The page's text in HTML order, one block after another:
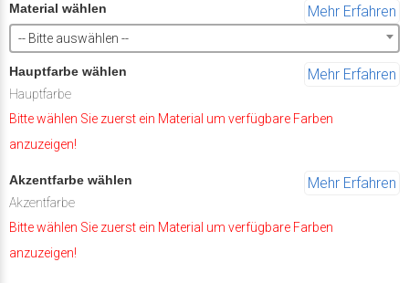
Material wählen Mehr Erfahren
-- Bitte auswählen --
Hauptfarbe wählen Mehr Erfahren
Hauptfarbe
Bitte wählen Sie zuerst ein Material um verfügbare Farben
anzuzeigen!
Akzentfarbe wählen Mehr Erfahren
Akzentfarbe
Bitte wählen Sie zuerst ein Material um verfügbare Farben
anzuzeigen!